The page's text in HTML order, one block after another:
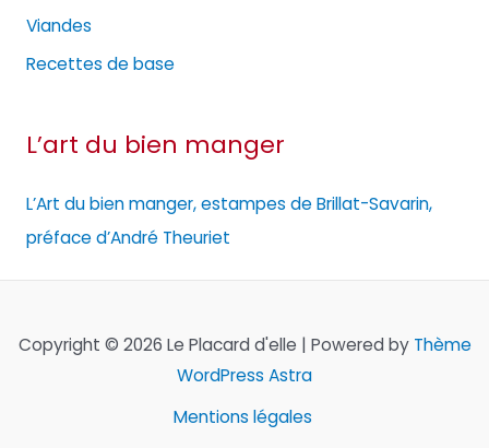
Viandes
Recettes de base
L’art du bien manger
L’Art du bien manger, estampes de Brillat-Savarin,
préface d’André Theuriet
Copyright © 2026 Le Placard d'elle | Powered by Thème
WordPress Astra
Mentions légales